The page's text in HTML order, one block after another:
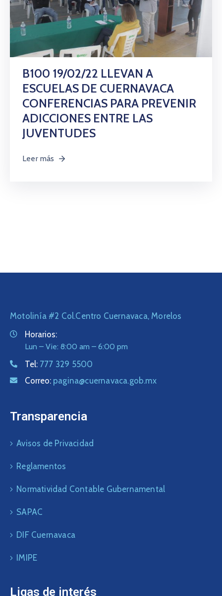
B100 19/02/22 LLEVAN A
ESCUELAS DE CUERNAVACA
CONFERENCIAS PARA PREVENIR
ADICCIONES ENTRE LAS
JUVENTUDES
Leer más
Motolinía #2 Col.Centro Cuernavaca, Morelos
Horarios:
Lun – Vie: 8:00 am – 6:00 pm
Tel: 777 329 5500
Correo: pagina@cuernavaca.gob.mx
Transparencia
Avisos de Privacidad
Reglamentos
Normatividad Contable Gubernamental
SAPAC
DIF Cuernavaca
IMIPE
Ligas de interés